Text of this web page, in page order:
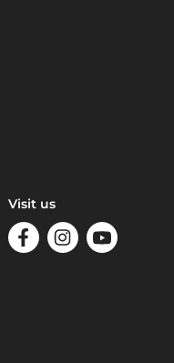
Visit us